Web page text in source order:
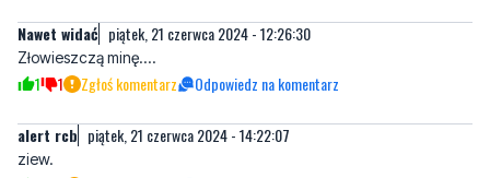
alert rcb piątek, 21 czerwca 2024 - 14:22:07
ziew.
Zawsze gdy rząd rozsyła Alerty